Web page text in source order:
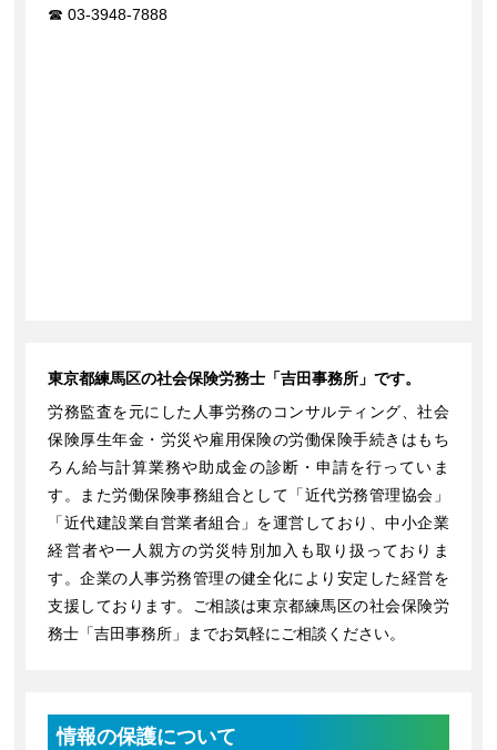
03-3948-7888
東京都練馬区の社会保険労務士「吉田事務所」です。
労務監査を元にした人事労務のコンサルティング、社会
保険厚生年金・労災や雇用保険の労働保険手続きはもち
ろん給与計算業務や助成金の診断・申請を行っていま
す。また労働保険事務組合として「近代労務管理協会」
「近代建設業自営業者組合」を運営しており、中小企業
経営者や一人親方の労災特別加入も取り扱っておりま
す。企業の人事労務管理の健全化により安定した経営を
支援しております。ご相談は東京都練馬区の社会保険労
務士「吉田事務所」までお気軽にご相談ください。
情報の保護について